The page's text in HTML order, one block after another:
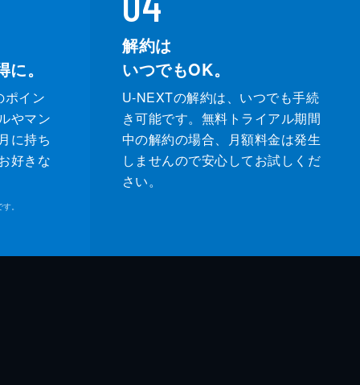
。
ポイン
やマン
に持ち
好きな
。
解約は
いつでもOK。
U-NEXTの解約は、いつでも手続
き可能です。無料トライアル期間
中の解約の場合、月額料金は発生
しませんので安心してお試しくだ
さい。